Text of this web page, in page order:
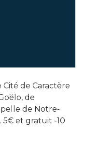
de Caractère
de
de Notre-
5€ et gratuit -10